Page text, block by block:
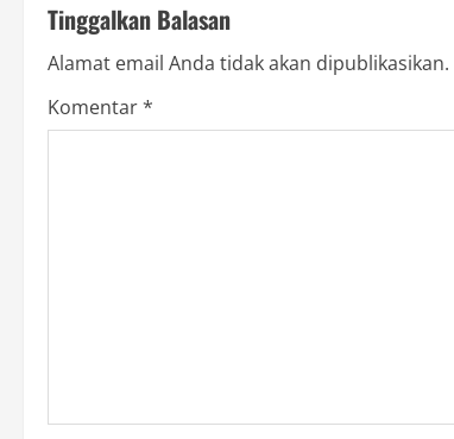
n
a
v
Tinggalkan Balasan
Alamat email Anda tidak akan dipublikasikan.
Komentar*